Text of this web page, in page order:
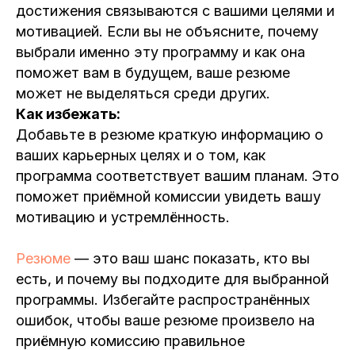
достижения связываются с вашими целями и
мотивацией. Если вы не объясните, почему
выбрали именно эту программу и как она
поможет вам в будущем, ваше резюме
может не выделяться среди других.
Как избежать:
Добавьте в резюме краткую информацию о
ваших карьерных целях и о том, как
программа соответствует вашим планам. Это
поможет приёмной комиссии увидеть вашу
мотивацию и устремлённость.
Резюме — это ваш шанс показать, кто вы
есть, и почему вы подходите для выбранной
программы. Избегайте распространённых
ошибок, чтобы ваше резюме произвело на
приёмную комиссию правильное